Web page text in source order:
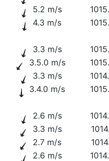
5.2 m/s
4.3 m/s
3.3 m/s
3.5.0 m/s
3.3 m/s
3.4.0 m/s
2.6 m/s
3.3 m/s
2.7 m/s
2.6 m/s